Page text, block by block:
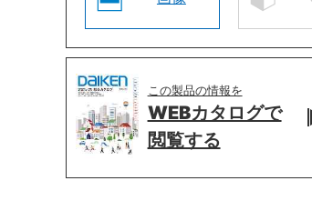
この製品の情報を
WEBカタログで
閲覧する